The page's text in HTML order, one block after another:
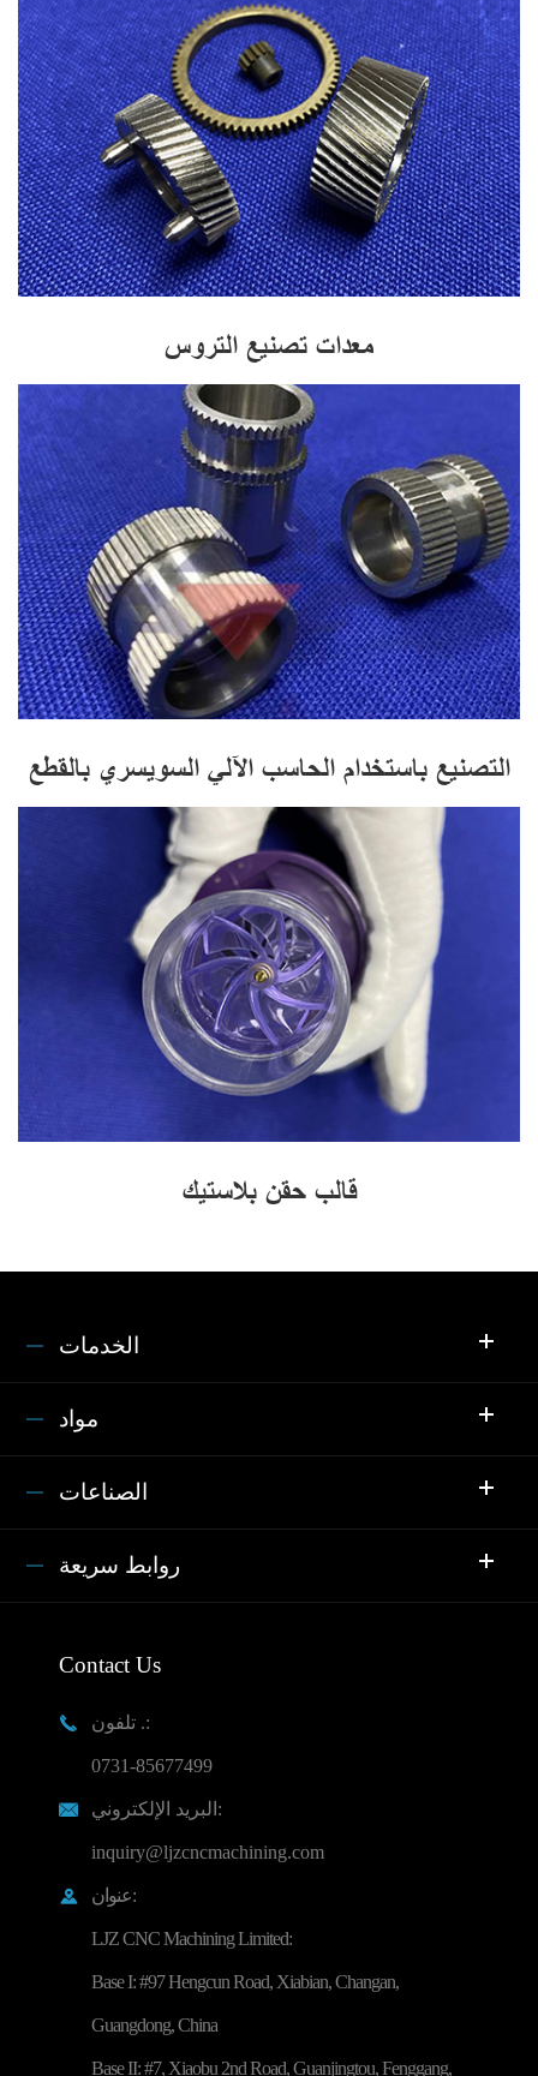
معدات تصنيع التروس
التصنيع باستخدام الحاسب الآلي السويسري بالقطع
قالب حقن بلاستيك
الخدمات
مواد
الصناعات
روابط سريعة
Contact Us

تلفون .:
0731-85677499

البريد الإلكتروني:
inquiry@ljzcncmachining.com

عنوان:
LJZ CNC Machining Limited:
Base I: #97 Hengcun Road, Xiabian, Changan,
Guangdong, China
Base II: #7, Xiaobu 2nd Road, Guanjingtou, Fenggang,